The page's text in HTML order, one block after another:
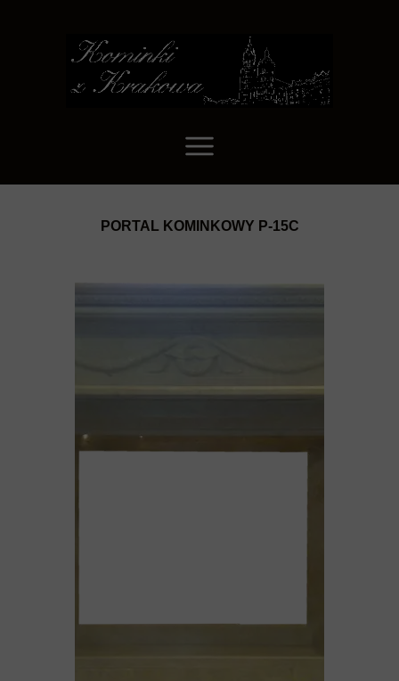
PORTAL KOMINKOWY P-15C